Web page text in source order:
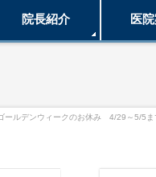
院長紹介 医
ールデンウィークのお休み 4/29～5/5ま